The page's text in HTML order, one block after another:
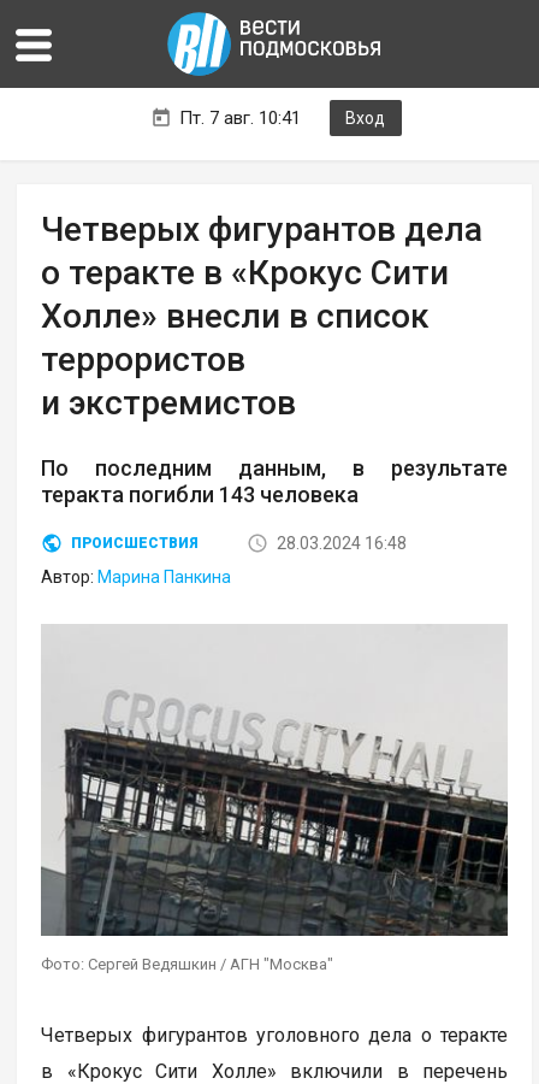
Пт. 7 авг. 10:41 Вход
Четверых фигурантов дела
о теракте в «Крокус Сити
Холле» внесли в список
террористов
и экстремистов
По последним данным, в результате
теракта погибли 143 человека
ПРОИСШЕСТВИЯ
28.03.2024 16:48
Автор: Марина Панкина
Фото: Сергей Ведяшкин / АГН "Москва"
Четверых фигурантов уголовного дела о теракте
в «Крокус Сити Холле» включили в перечень